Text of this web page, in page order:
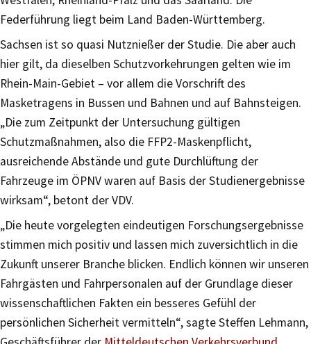
Federführung liegt beim Land Baden-Württemberg.
Sachsen ist so quasi Nutznießer der Studie. Die aber auch
hier gilt, da dieselben Schutzvorkehrungen gelten wie im
Rhein-Main-Gebiet – vor allem die Vorschrift des
Masketragens in Bussen und Bahnen und auf Bahnsteigen.
„Die zum Zeitpunkt der Untersuchung gültigen
Schutzmaßnahmen, also die FFP2-Maskenpflicht,
ausreichende Abstände und gute Durchlüftung der
Fahrzeuge im ÖPNV waren auf Basis der Studienergebnisse
wirksam“, betont der VDV.
„Die heute vorgelegten eindeutigen Forschungsergebnisse
stimmen mich positiv und lassen mich zuversichtlich in die
Zukunft unserer Branche blicken. Endlich können wir unseren
Fahrgästen und Fahrpersonalen auf der Grundlage dieser
wissenschaftlichen Fakten ein besseres Gefühl der
persönlichen Sicherheit vermitteln“, sagte Steffen Lehmann,